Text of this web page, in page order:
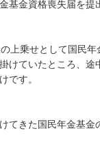
基金資格喪失届を提
上乗せとして国民年
けていたところ、途
です。
てきた国民年金基金